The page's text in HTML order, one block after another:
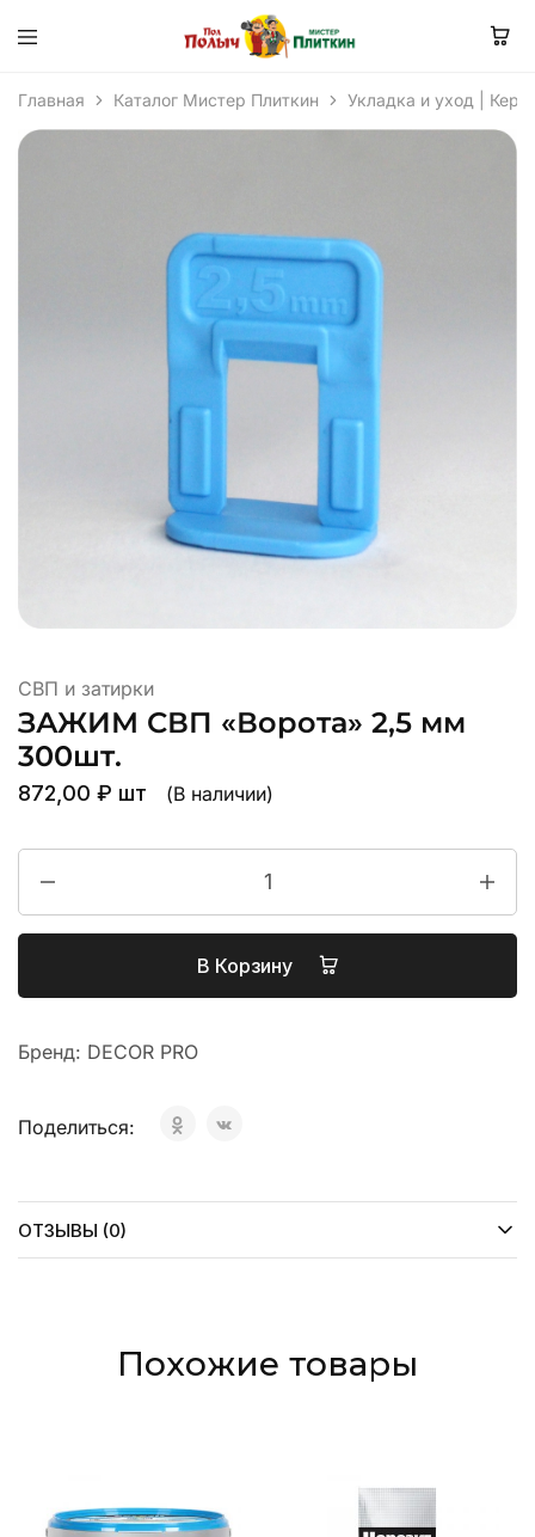
Главная Каталог Мистер Плиткин Укладка и уход |
СВП и затирки
ЗАЖИМ СВП «Ворота» 2,5 мм
300шт.
872,00 ₽ шт (В наличии)
В Корзину
Бренд: DECOR PRO
Поделиться:
ОТЗЫВЫ (0)
Похожие товары